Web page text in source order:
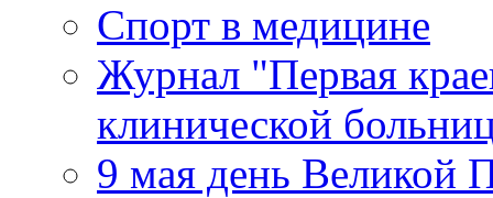
Спорт в медицине
Журнал "Первая
клинической
9 мая день Великой